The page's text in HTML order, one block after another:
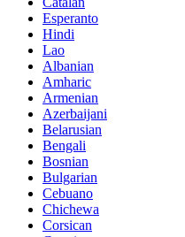
Esperanto
Hindi
Lao
Albanian
Amharic
Armenian
Azerbaijani
Belarusian
Bengali
Bosnian
Bulgarian
Cebuano
Chichewa
Corsican